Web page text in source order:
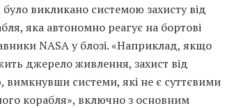
викликано системою захисту від
яка автономно реагує на бортові
NASA у блозі. «Наприклад, якщо
джерело живлення, захист від
вимкнувши системи, які не є суттєвими
корабля», включно з основним